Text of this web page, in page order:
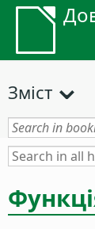
Зміст